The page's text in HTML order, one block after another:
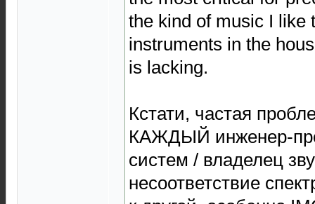
the kind of music I like
instruments in the
is lacking.
Кстати, частая
КАЖДЫЙ инженер-
систем / владелец
несоответствие